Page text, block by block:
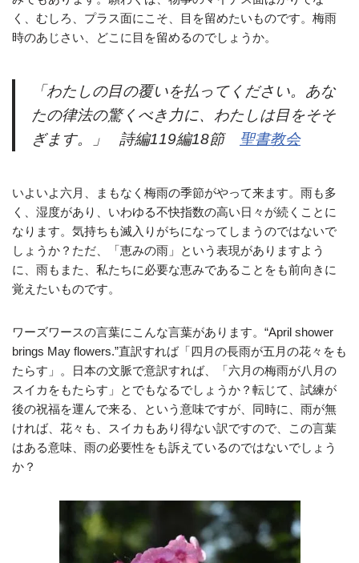
く、むしろ、プラス面にこそ、目を留めたいものです。梅雨
時のあじさい、どこに目を留めるのでしょうか。
「わたしの目の覆いを払ってください。あな
たの律法の驚くべき力に、わたしは目をそそ
ぎます。」 詩編119編18節 聖書教会
いよいよ六月、まもなく梅雨の季節がやって来ます。雨も多
く、湿度があり、いわゆる不快指数の高い日々が続くことに
なります。気持ちも滅入りがちになってしまうのではないで
しょうか？ただ、「恵みの雨」という表現がありますよう
に、雨もまた、私たちに必要な恵みであることをも前向きに
覚えたいものです。
ワーズワースの言葉にこんな言葉があります。“April shower
brings May flowers.”直訳すれば「四月の長雨が五月の花々をも
たらす」。日本の文脈で意訳すれば、「六月の梅雨が八月の
スイカをもたらす」とでもなるでしょうか？転じて、試練が
後の祝福を運んで来る、という意味ですが、同時に、雨が無
ければ、花々も、スイカもあり得ない訳ですので、この言葉
はある意味、雨の必要性をも訴えているのではないでしょう
か？